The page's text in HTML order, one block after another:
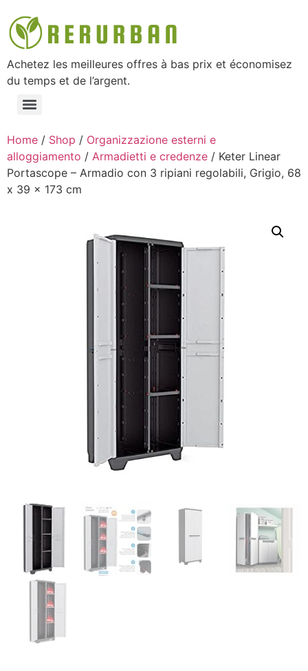
Achetez les meilleures offres à bas prix et économisez
du temps et de l’argent.
Home / Shop / Organizzazione esterni e
alloggiamento / Armadietti e credenze / Keter Linear
Portascope – Armadio con 3 ripiani regolabili, Grigio, 68
x 39 x 173 cm